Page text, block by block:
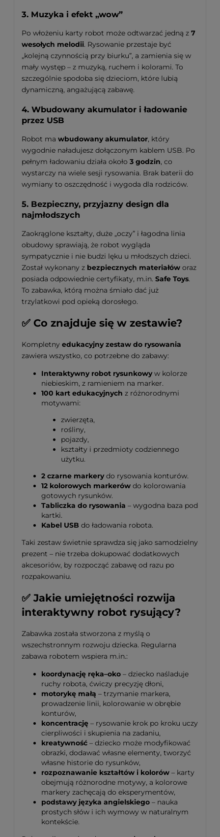
3. Muzyka i efekt „wow”
Po włożeniu karty robot może odtwarzać jedną z 7
wesołych melodii. Rysowanie przestaje być
„kolejną czynnością przy biurku”, a zamienia się w
mały występ – z muzyką, ruchem i kolorami. To
szczególnie spodoba się dzieciom, które lubią
dynamiczną, angażującą zabawę.
4. Wbudowany akumulator i ładowanie
przez USB
Robot ma wbudowany akumulator, który
wygodnie naładujesz dołączonym kablem USB. Po
pełnym ładowaniu działa około 3 godzin, co
wystarczy na wiele sesji rysowania. Brak baterii do
wymiany to oszczędność i wygoda dla rodziców.
5. Bezpieczny, przyjazny design dla
najmłodszych
Zaokrąglone kształty, duże „oczy” i łagodna linia
obudowy sprawiają, że robot wygląda
sympatycznie i nie budzi lęku u młodszych dzieci.
Został wykonany z bezpiecznych materiałów oraz
posiada odpowiednie certyfikaty, m.in. Safe Toys.
To zabawka, którą można śmiało dać już
trzylatkowi pod opieką dorosłego.
✅ Co znajduje się w zestawie?
Kompletny edukacyjny zestaw do rysowania
zawiera wszystko, co potrzebne do zabawy:
Interaktywny robot rysunkowyw kolorze
niebieskim, z ramieniem na marker.
100 kart edukacyjnych z różnorodnymi
motywami:
zwierzęta,
rośliny,
pojazdy,
kształty i przedmioty codziennego
użytku.
2 czarne markerydo rysowania konturów.
12 kolorowych markerów do kolorowania
gotowych rysunków.
Tabliczka do rysowania – wygodna baza pod
kartki.
Kabel USB do ładowania robota.
Taki zestaw świetnie sprawdza się jako samodzielny
prezent – nie trzeba dokupować dodatkowych
akcesoriów, by rozpocząć zabawę od razu po
rozpakowaniu.
✅ Jakie umiejętności rozwija
interaktywny robot rysujący?
Zabawka została stworzona z myślą o
wszechstronnym rozwoju dziecka. Regularna
zabawa robotem wspiera m.in.:
koordynację ręka–oko – dziecko naśladuje
ruchy robota, ćwiczy precyzję dłoni,
motorykę małą – trzymanie markera,
prowadzenie linii, kolorowanie w obrębie
konturów,
koncentrację – rysowanie krok po kroku uczy
cierpliwości i skupienia na zadaniu,
kreatywność – dziecko może modyfikować
obrazki, dodawać własne elementy, tworzyć
własne historie do rysunków,
rozpoznawanie kształtów i kolorów – karty
obejmują różnorodne motywy, a kolorowe
markery zachęcają do eksperymentów,
podstawy języka angielskiego – nauka
prostych słów i ich wymowy w naturalnym
kontekście.